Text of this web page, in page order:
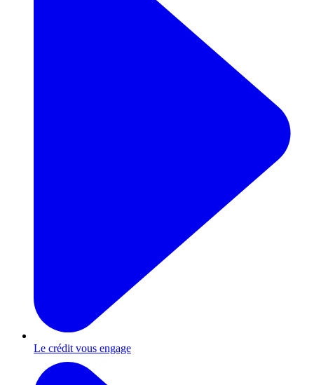
Le crédit vous engage